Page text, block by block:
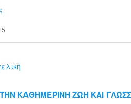
ΚΑΘΗΜΕΡΙΝΗ ΖΩΗ ΚΑΙ